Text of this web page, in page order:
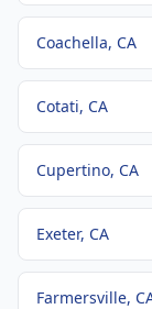
Coachella, CA
Cotati, CA
Cupertino, CA
Exeter, CA
Farmersville,